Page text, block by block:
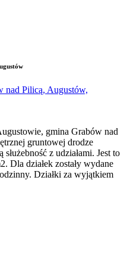
gmina Grabów nad
gruntowej drodze
z udziałami. Jest to
Dla działek zostały wydane
Działki za wyjątkiem